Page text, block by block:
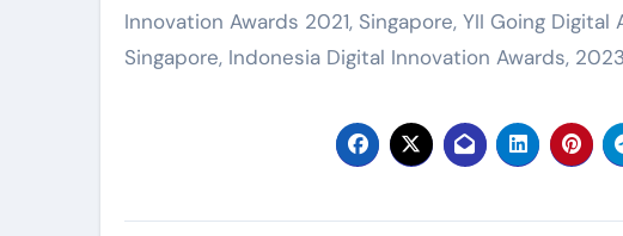
Innovation Awards 2021, Singapore, YII Going
Singapore, Indonesia Digital Innovation Awards,